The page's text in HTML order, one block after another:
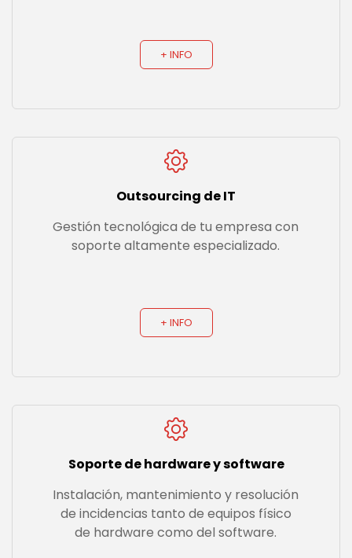
+ INFO
Outsourcing de IT
Gestión tecnológica de tu empresa con
soporte altamente especializado.
+ INFO
Soporte de hardware y software
Instalación, mantenimiento y resolución
de incidencias tanto de equipos físico
de hardware como del software.